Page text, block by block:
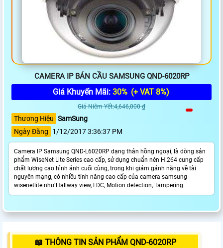
CAMERA IP BÁN CẦU SAMSUNG QND-6020RP
Giá Khuyến Mãi: 30% (+ VAT 8%)
Giá Niêm Yết:4,646,000 ₫
Thương Hiệu SamSung
Ngày Đăng
1/12/2017 3:36:37 PM
Camera IP Samsung QND-L6020RP dạng thân hồng ngoại, là dòng sản
phẩm WiseNet Lite Series cao cấp, sử dụng chuẩn nén H.264 cung cấp
chất lượng cao hình ảnh cuối cùng, trong khi giảm gánh nặng về tài
nguyên mạng, có nhiều tính năng cao cấp của camera samsung
wisenetlite như Hallway view, LDC, Motion detection, Tampering. .
📖 THÔNG TIN SẢN PHẨM QND-6020RP